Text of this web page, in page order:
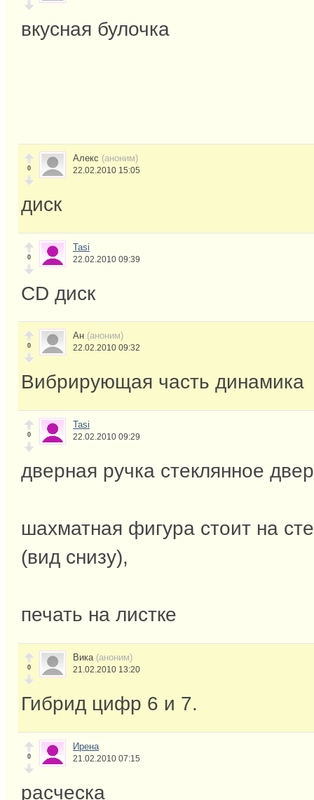
вкусная булочка
0
Алекс (аноним)
22.02.2010 15:05
диск
0
Tasi
22.02.2010 09:39
CD диск
0
Ан (аноним)
22.02.2010 09:32
Вибрирующая часть динамика
0
Tasi
22.02.2010 09:29
дверная ручка стеклянное
шахматная фигура стоит на
(вид снизу),
печать на листке
0
Вика (аноним)
21.02.2010 13:20
Гибрид цифр 6 и 7.
0
Ирена
21.02.2010 07:15
расческа